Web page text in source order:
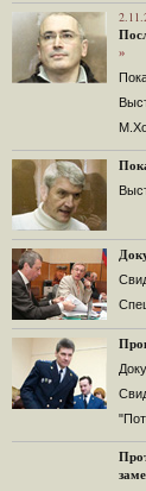
Не исключил
Владимир Путин
под юрисдикции ЕСПЧ.
88 комментариев
12.08.2014
Граждане не хотят
Решение Гаагского
поддержали 12%.
129 комментариев
Вечер у
»